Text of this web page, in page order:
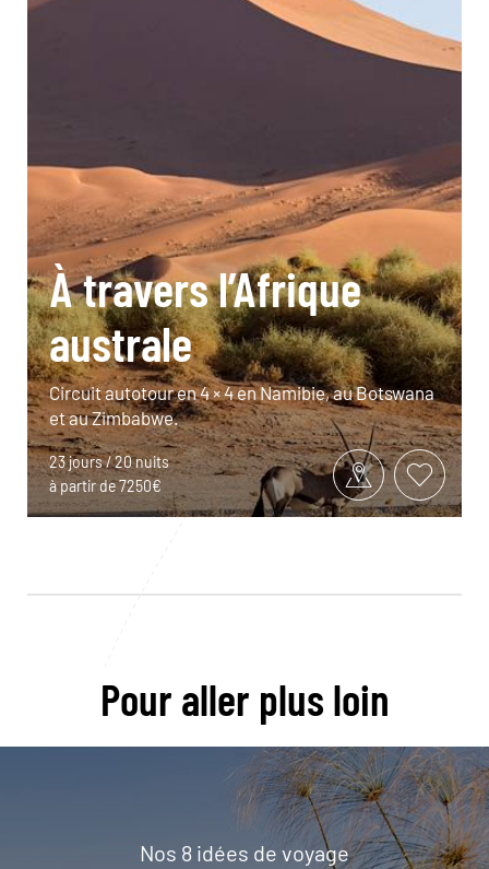
À travers l’Afrique
australe
Circuit autotour en 4 × 4 en Namibie, au Botswana
et au Zimbabwe.
23 jours / 20 nuits
à partir de 7250€
Pour aller plus loin
Nos 8 idées de voyage